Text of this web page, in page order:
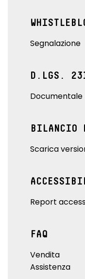
Segnalazione
D.LGS.
Documentale
BILANCIO
Scarica
Report
FAQ
Vendita
Assistenza